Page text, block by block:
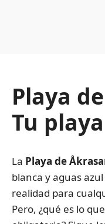
Playa
Tu
La Playa de
blanca y aguas
realidad para
Pero, ¿qué es lo